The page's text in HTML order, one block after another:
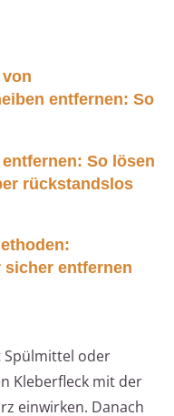
entfernen: So
So lösen
rückstandslos
sicher entfernen
Spülmittel oder
Kleberfleck mit der
einwirken. Danach